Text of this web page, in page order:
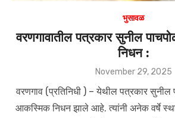
भुसावळ
वरणगावातील पत्रकार सुनील
निधन :
Posted
November 29, 2025
वरणगाव (प्रतिनिधी ) – येथील पत्रकार
आकस्मिक निधन झाले आहे. त्यांनी अनेक वर्षे